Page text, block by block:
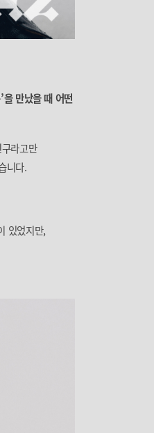
만났을 때 어떤
라고만
니다.
있었지만,